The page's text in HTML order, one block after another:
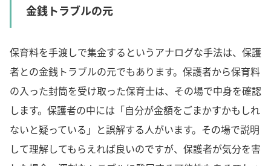
金銭トラブルの元
保育料を手渡しで集金するというアナログな手法は、保護
者との金銭トラブルの元でもあります。保護者から保育料
の入った封筒を受け取った保育士は、その場で中身を確認
します。保護者の中には「自分が金額をごまかすかもしれ
ないと疑っている」と誤解する人がいます。その場で説明
して理解してもらえれば良いのですが、保護者が気分を害